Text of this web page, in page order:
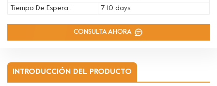
Tiempo De Espera :
7-10 days
CONSULTA AHORA
INTRODUCCIÓN DEL PRODUCTO